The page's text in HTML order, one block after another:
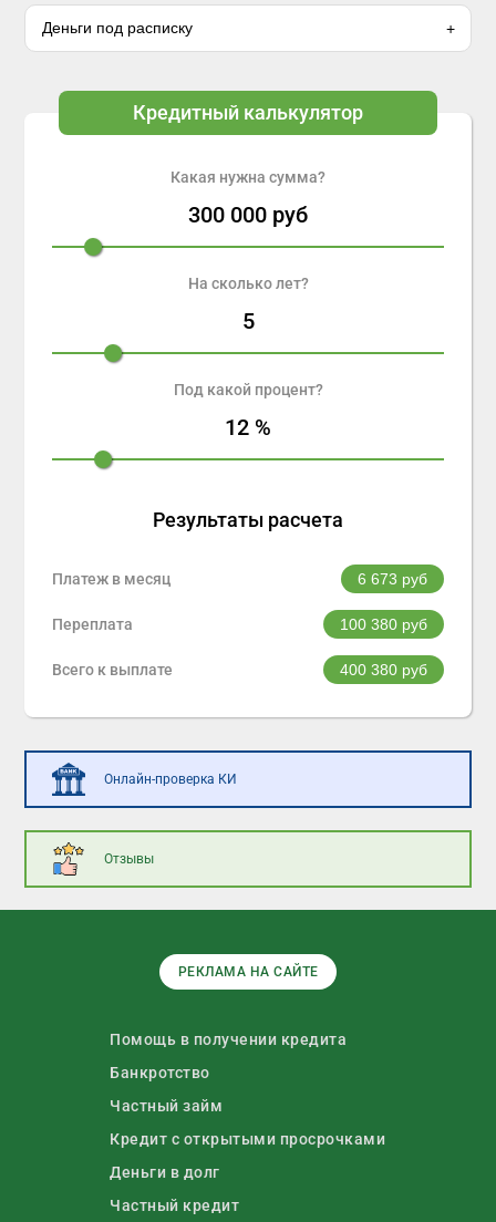
Деньги под расписку
Кредитный калькулятор
Какая нужна сумма?
300 000 руб
На сколько лет?
5
Под какой процент?
12 %
Результаты расчета
Платеж в месяц 6 673 руб
Переплата 100 380руб
Всего к выплате 400 380руб
Онлайн-проверка КИ
Отзывы
РЕКЛАМА НА САЙТЕ
Помощь в получении кредита
Банкротство
Частный займ
Кредит с открытыми просрочками
Деньги в долг
Частный кредит